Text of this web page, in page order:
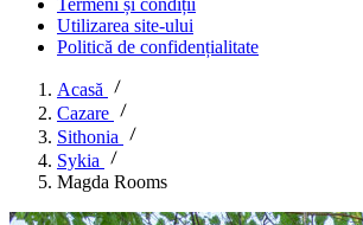
Termeni și condiții
Utilizarea site-ului
Politică de confidențialitate
Acasă
Cazare
Sithonia
Sykia
Magda Rooms